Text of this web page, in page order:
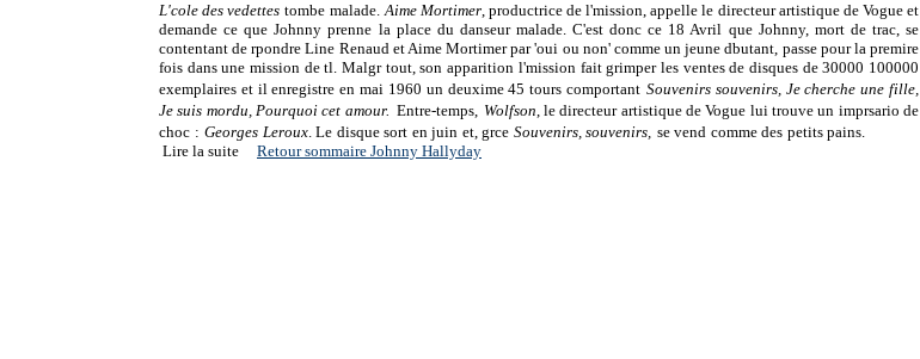
L'cole des vedettes tombe malade. Aime Mortimer, productrice de l'mission, appelle le directeur artistique de Vogue et
demande ce que Johnny prenne la place du danseur malade. C'est donc ce 18 Avril que Johnny, mort de trac, se
contentant de rpondre Line Renaud et Aime Mortimer par 'oui ou non' comme un jeune dbutant, passe pour la premire
fois dans une mission de tl. Malgr tout, son apparition l'mission fait grimper les ventes de disques de 30000 100000
exemplaires et il enregistre en mai 1960 un deuxime 45 tours comportant Souvenirs souvenirs, Je cherche une fille,
Je suis mordu, Pourquoi cet amour. Entre-temps, Wolfson, le directeur artistique de Vogue lui trouve un imprsario de
choc : Georges Leroux. Le disque sort en juin et, grce Souvenirs, souvenirs, se vend comme des petits pains.
Lire la suite Retour sommaire Johnny Hallyday